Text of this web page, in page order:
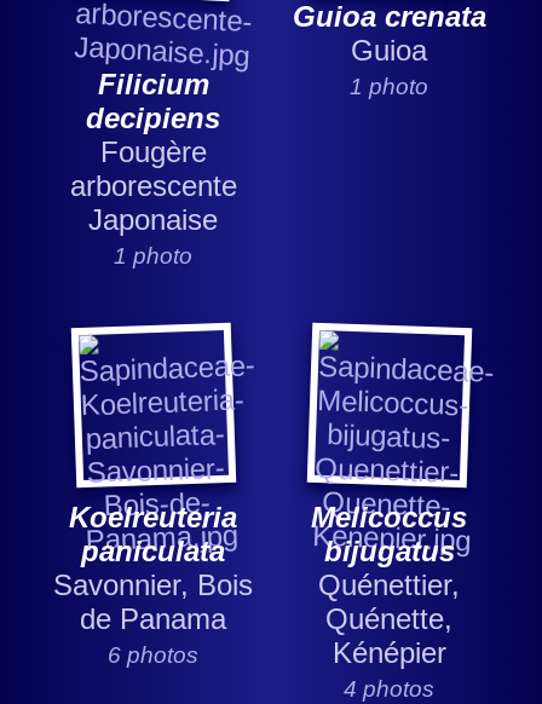
Filicium
decipiens
Fougère
arborescente
Japonaise
1 photo
Guioa crenata
Guioa
1 photo
Koelreuteria
paniculata
Savonnier, Bois
de Panama
6 photos
Melicoccus
bijugatus
Quénettier,
Quénette,
Kénépier
4 photos